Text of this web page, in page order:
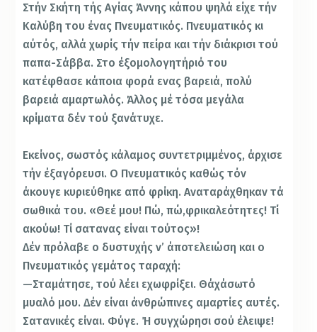
Στήν Σκήτη τής Αγίας Άννης κάπου ψηλά είχε τήν
Καλύβη του ένας Πνευματικός. Πνευματικός κι
αύτός, αλλά χωρίς τήν πείρα και τήν διάκρισι τού
παπα-Σάββα. Στο έξομολογητήριό του
κατέφθασε κάποια φο­ρά ενας βαρειά, πολύ
βαρειά αμαρτωλός. Άλλος μέ τόσα μεγάλα
κρίματα δέν τού ξανάτυχε.
Εκείνος, σωστός κάλαμος συντετριμμένος, άρχισε
τήν έξαγόρευσι. Ο Πνευματικός καθώς τόν
άκουγε κυ­ριεύθηκε από φρίκη. Αναταράχθηκαν τά
σωθικά του. «Θεέ μου! Πώ, πώ,φρικαλεότητες! Τί
ακούω! Τί σατανας είναι τούτος»!
Δέν πρόλαβε ο δυστυχής ν’ άποτελειώση και ο
Πνευ­ματικός γεμάτος ταραχή:
—Σταμάτησε, τού λέει εχωφρίξει. Θάχάσωτό
μυαλό μου. Δέν είναι άνθρώπινες αμαρτίες αυτές.
Σατανικές είναι. Φύγε. Ή συγχώρησι σού έλειψε!